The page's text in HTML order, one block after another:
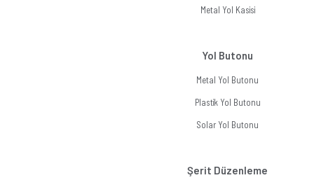
Metal Yol Kasisi
Yol Butonu
Metal Yol Butonu
Plastik Yol Butonu
Solar Yol Butonu
Şerit Düzenleme